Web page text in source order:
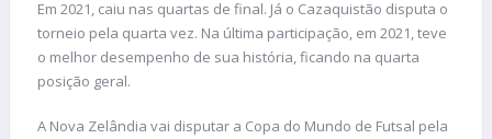
Em 2021, caiu nas quartas de final. Já o Cazaquistão disputa o
torneio pela quarta vez. Na última participação, em 2021, teve
o melhor desempenho de sua história, ficando na quarta
posição geral.
A Nova Zelândia vai disputar a Copa do Mundo de Futsal pela